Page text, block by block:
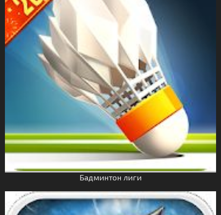
Бадминтон лиги